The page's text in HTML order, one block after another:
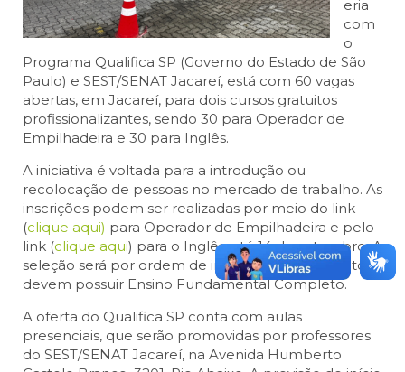
eria
com
o
Programa Qualifica SP (Governo do Estado de São
Paulo) e SEST/SENAT Jacareí, está com 60 vagas
abertas, em Jacareí, para dois cursos gratuitos
profissionalizantes, sendo 30 para Operador de
Empilhadeira e 30 para Inglês.
A iniciativa é voltada para a introdução ou
recolocação de pessoas no mercado de trabalho. As
inscrições podem ser realizadas por meio do link
(clique aqui) para Operador de Empilhadeira e pelo
link (clique aqui) para o Inglês, até 14 de setembro. A
seleção será por ordem de inscrição. Os candidatos
devem possuir Ensino Fundamental Completo.
A oferta do Qualifica SP conta com aulas
presenciais, que serão promovidas por professores
do SEST/SENAT Jacareí, na Avenida Humberto